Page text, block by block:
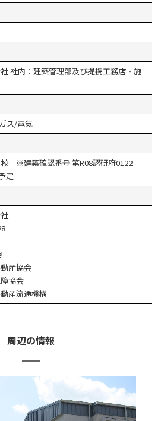
社内：建築管理部及び提携工務店・施
ス/電気
※建築確認番号 第R08認研府0122
定
産協会
協会
産流通機構
周辺の情報